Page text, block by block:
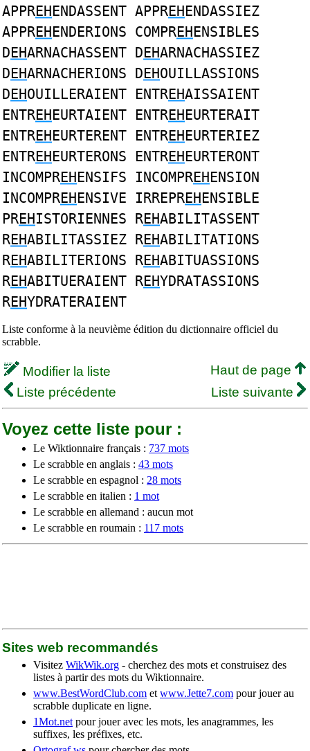
APPREHENDASSENT APPREHENDASSIEZ
APPREHENDERIONS COMPREHENSIBLES
DEHARNACHASSENT DEHARNACHASSIEZ
DEHARNACHERIONS DEHOUILLASSIONS
DEHOUILLERAIENT ENTREHAISSAIENT
ENTREHEURTAIENT ENTREHEURTERAIT
ENTREHEURTERENT ENTREHEURTERIEZ
ENTREHEURTERONS ENTREHEURTERONT
INCOMPREHENSIFS INCOMPREHENSION
INCOMPREHENSIVE IRREPREHENSIBLE
PREHISTORIENNES REHABILITASSENT
REHABILITASSIEZ REHABILITATIONS
REHABILITERIONS REHABITUASSIONS
REHABITUERAIENT REHYDRATASSIONS
REHYDRATERAIENT
Liste conforme à la neuvième édition du dictionnaire officiel du
scrabble.
Modifier la liste
Haut de page
Liste précédente
Liste suivante
Voyez cette liste pour :
Le Wiktionnaire français : 737 mots
Le scrabble en anglais : 43 mots
Le scrabble en espagnol : 28 mots
Le scrabble en italien : 1 mot
Le scrabble en allemand : aucun mot
Le scrabble en roumain : 117 mots
Sites web recommandés
Visitez WikWik.org - cherchez des mots et construisez des
listes à partir des mots du Wiktionnaire.
www.BestWordClub.com et www.Jette7.com pour jouer au
scrabble duplicate en ligne.
1Mot.net pour jouer avec les mots, les anagrammes, les
suffixes, les préfixes, etc.